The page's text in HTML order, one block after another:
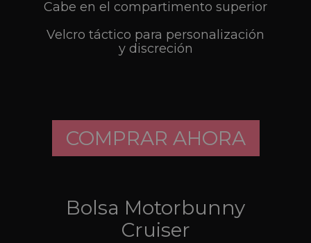
Cabe en el compartimento superior
Velcro táctico para personalización
y discreción
COMPRAR AHORA
Bolsa Motorbunny
Cruiser